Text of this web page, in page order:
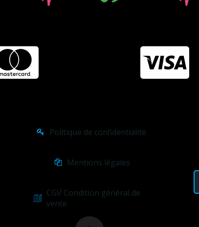
Politique de confidentialité.
Mentions légales
CGV Condition général de
vente